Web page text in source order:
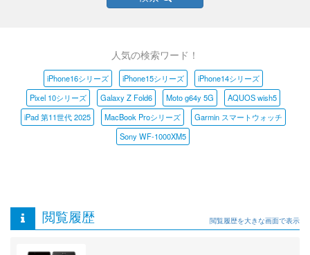
人気の検索ワード！
iPhone16シリーズ iPhone15シリーズ
iPhone14シリーズ
Pixel 10シリーズ
Galaxy Z Fold6 Moto g64y 5G
AQUOS wish5
iPad 第11世代 2025
MacBook Proシリーズ
Garmin スマートウォッチ
Sony WF-1000XM5
閲覧履歴 閲覧履歴を大きな画面で表示